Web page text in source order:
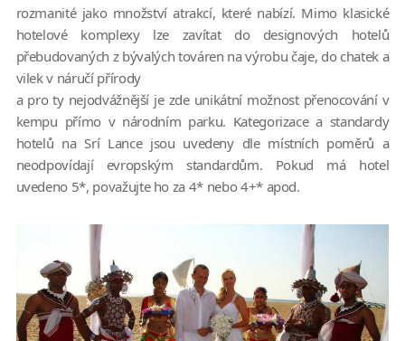
rozmanité jako množství atrakcí, které nabízí. Mimo klasické
hotelové komplexy lze zavítat do designových hotelů
přebudovaných z bývalých továren na výrobu čaje, do chatek a
vilek v náručí přírody
a pro ty nejodvážnější je zde unikátní možnost přenocování v
kempu přímo v národním parku. Kategorizace a standardy
hotelů na Srí Lance jsou uvedeny dle místních poměrů a
neodpovídají evropským standardům. Pokud má hotel
uvedeno 5*, považujte ho za 4* nebo 4+* apod.